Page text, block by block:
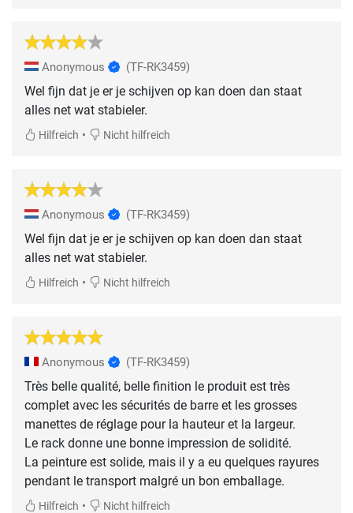
Anonymous (TF-RK3459)
Wel fijn dat je er je schijven op kan doen dan staat
alles net wat stabieler.
Hilfreich • Nicht hilfreich
Anonymous (TF-RK3459)
Wel fijn dat je er je schijven op kan doen dan staat
alles net wat stabieler.
Hilfreich • Nicht hilfreich
Anonymous (TF-RK3459)
Très belle qualité, belle finition le produit est très
complet avec les sécurités de barre et les grosses
manettes de réglage pour la hauteur et la largeur.
Le rack donne une bonne impression de solidité.
La peinture est solide, mais il y a eu quelques rayures
pendant le transport malgré un bon emballage.
Hilfreich • Nicht hilfreich